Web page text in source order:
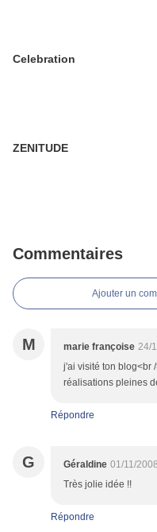
Celebration
ZENITUDE
Commentaires
Ajouter un
M marie françoise 24/
j'ai visité ton blog<br
réalisations pleines
Répondre
G Géraldine 01/11/
Très jolie idée !!
Répondre